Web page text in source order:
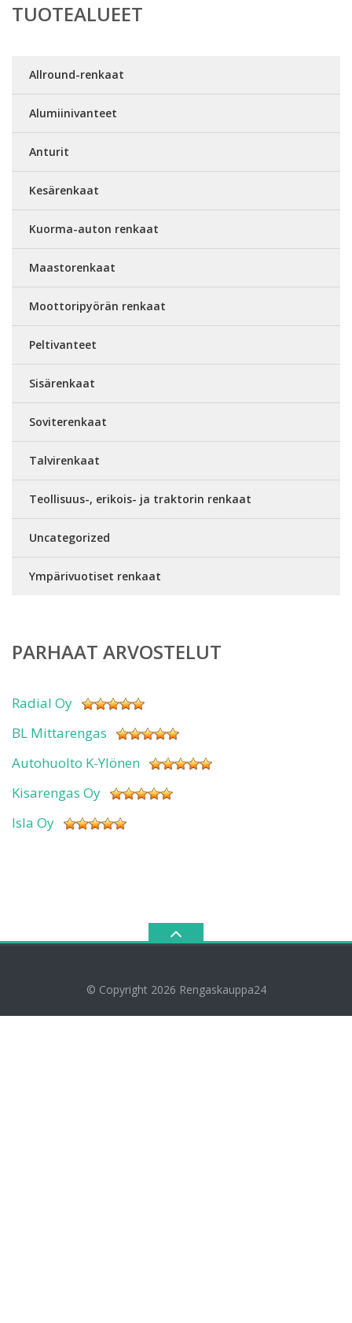
TUOTEALUEET
Allround-renkaat
Alumiinivanteet
Anturit
Kesärenkaat
Kuorma-auton renkaat
Maastorenkaat
Moottoripyörän renkaat
Peltivanteet
Sisärenkaat
Soviterenkaat
Talvirenkaat
Teollisuus-, erikois- ja traktorin renkaat
Uncategorized
Ympärivuotiset renkaat
PARHAAT ARVOSTELUT
Radial Oy
BL Mittarengas
Autohuolto K-Ylönen
Kisarengas Oy
Isla Oy
© Copyright 2026 Rengaskauppa24